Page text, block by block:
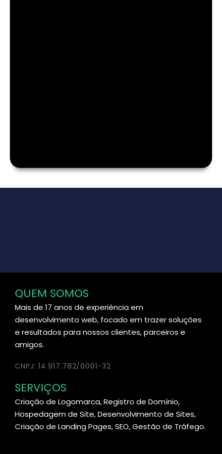
QUEM SOMOS
Mais de 17 anos de experiência em
desenvolvimento web, focado em trazer soluções
e resultados para nossos clientes, parceiros e
amigos.
CNPJ: 14.917.782/0001-32
SERVIÇOS
Criação de Logomarca, Registro de Domínio,
Hospedagem de Site, Desenvolvimento de Sites,
Criação de Landing Pages, SEO, Gestão de Tráfego.